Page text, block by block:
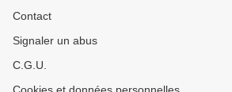
Contact
Signaler un abus
C.G.U.